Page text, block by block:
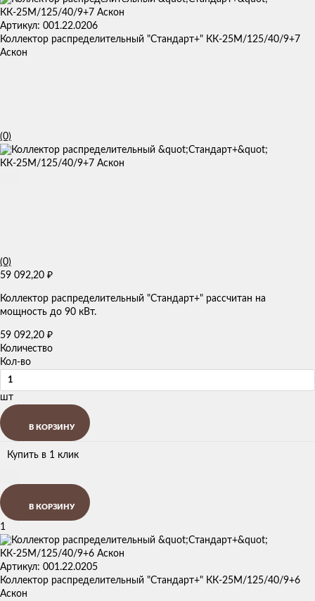
Артикул: 001.22.0206
Коллектор распределительный "Стандарт+" КК-25М/125/40/9+7
Аскон
(0)
(0)
59 092,20 ₽
Коллектор распределительный "Стандарт+" рассчитан на
мощность до 90 кВт.
59 092,20 ₽
Количество
Кол-во
шт
В КОРЗИНУ
Купить в 1 клик
В КОРЗИНУ
1
Артикул: 001.22.0205
Коллектор распределительный "Стандарт+" КК-25М/125/40/9+6
Аскон